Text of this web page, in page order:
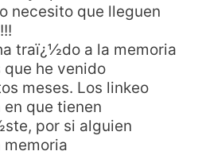
que lleguen
traï¿½do a la memoria
he venido
meses. Los linkeo
que tienen
por si alguien